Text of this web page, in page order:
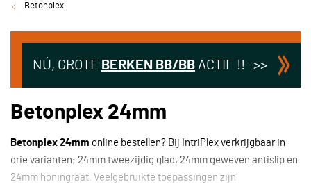
Betonplex
NÚ, GROTE BERKEN BB/BB ACTIE !! ->>
Betonplex 24mm
Betonplex 24mm online bestellen? Bij IntriPlex verkrijgbaar in
drie varianten; 24mm tweezijdig glad, 24mm geweven antislip en
24mm honingraat. Veelgebruikte toepassingen zijn